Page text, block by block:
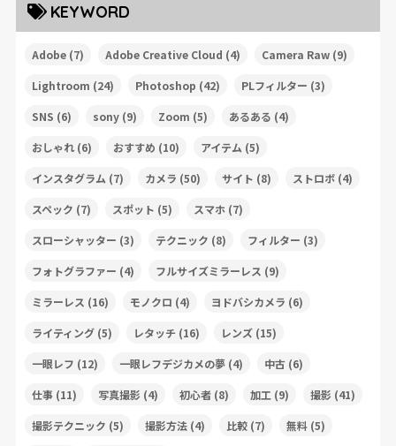
KEYWORD
Adobe(7) Adobe Creative Cloud (4) Camera Raw(9)
Lightroom (24) Photoshop (42) PLフィルター (3)
SNS (6) sony(9) Zoom (5) あるある (4)
おしゃれ(6) おすすめ (10) アイテム (5)
インスタグラム (7) カメラ (50) サイト (8) ストロボ(4)
スペック (7) スポット (5) スマホ(7)
スローシャッター (3) テクニック (8) フィルター (3)
フォトグラファー (4) フルサイズミラーレス (9)
ミラーレス (16) モノクロ (4) ヨドバシカメラ (6)
ライティング(5) レタッチ (16) レンズ(15)
一眼レフ (12) 一眼レフデジカメの夢(4) 中古(6)
仕事(11) 写真撮影 (4) 初心者(8) 加工 (9) 撮影 (41)
撮影テクニック (5) 撮影方法(4) 比較(7) 無料(5)